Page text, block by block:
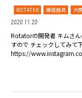
ROTATER 練習器具 大
2020.11.20
Rotatorの開発者 キムさ
すので チェックしてみて
https://